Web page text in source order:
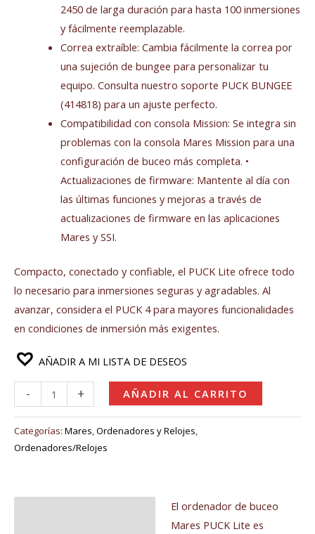
2450 de larga duración para hasta 100 inmersiones
y fácilmente reemplazable.
Correa extraíble: Cambia fácilmente la correa por
una sujeción de bungee para personalizar tu
equipo. Consulta nuestro soporte PUCK BUNGEE
(414818) para un ajuste perfecto.
Compatibilidad con consola Mission: Se integra sin
problemas con la consola Mares Mission para una
configuración de buceo más completa. •
Actualizaciones de firmware: Mantente al día con
las últimas funciones y mejoras a través de
actualizaciones de firmware en las aplicaciones
Mares y SSI.
Compacto, conectado y confiable, el PUCK Lite ofrece todo
lo necesario para inmersiones seguras y agradables. Al
avanzar, considera el PUCK 4 para mayores funcionalidades
en condiciones de inmersión más exigentes.
AÑADIR A MI LISTA DE DESEOS
- + AÑADIR AL CARRITO
Categorías: Mares,Ordenadores y Relojes,
Ordenadores/Relojes
El ordenador de buceo
Mares PUCK Lite es